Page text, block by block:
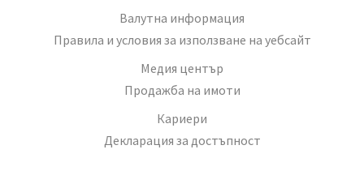
Валутна информация
Правила и условия за използване на уебсайт
Медия център
Продажба на имоти
Кариери
Декларация за достъпност